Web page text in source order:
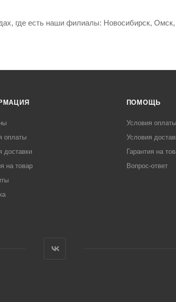
где есть наши филиалы: Новосибирск,
оплаты
доставки
на товар
ПОМОЩЬ
Условия оплаты
Условия
Гарантия на
Вопрос-ответ